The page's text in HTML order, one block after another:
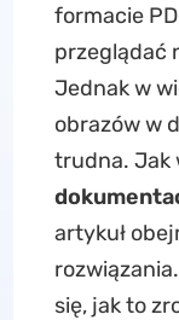
formacie
przeglądać
Jednak w
obrazów w
trudna. Jak
artykuł
się, jak to